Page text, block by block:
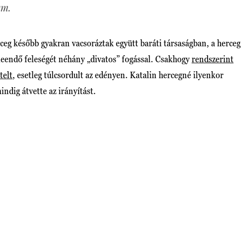
később gyakran vacsoráztak együtt baráti társaságban, a herceg
feleségét néhány „divatos” fogással. Csakhogyrendszerint
, esetleg túlcsordult az edényen. Katalin hercegné ilyenkor
átvette az irányítást.